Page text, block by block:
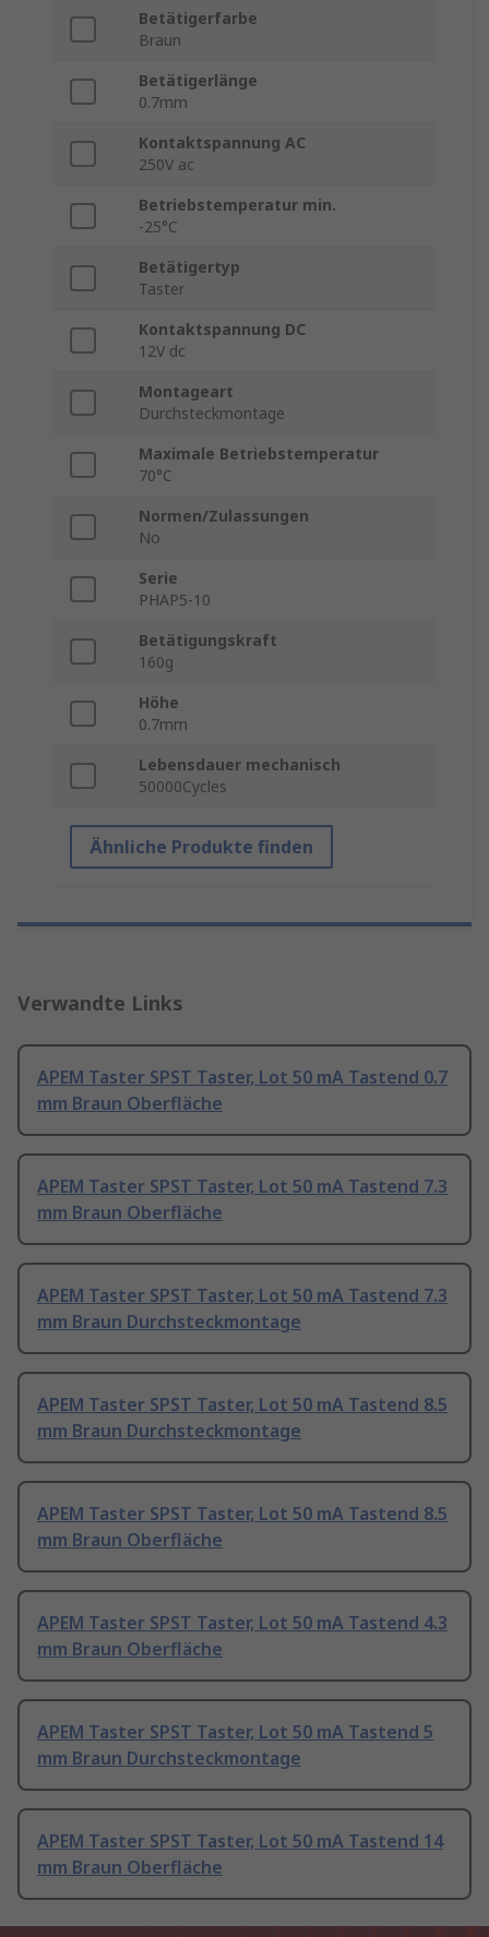
Betätigerfarbe
Braun
Betätigerlänge
0.7mm
Kontaktspannung AC
250V ac
Betriebstemperatur min.
-25°C
Betätigertyp
Taster
Kontaktspannung DC
12V dc
Montageart
Durchsteckmontage
Maximale Betriebstemperatur
70°C
Normen/Zulassungen
No
Serie
PHAP5-10
Betätigungskraft
160g
Höhe
0.7mm
Lebensdauer mechanisch
50000Cycles
Ähnliche Produkte finden
Verwandte Links
APEM Taster SPST Taster, Lot 50 mA Tastend 0.7
mm Braun Oberfläche
APEM Taster SPST Taster, Lot 50 mA Tastend 7.3
mm Braun Oberfläche
APEM Taster SPST Taster, Lot 50 mA Tastend 7.3
mm Braun Durchsteckmontage
APEM Taster SPST Taster, Lot 50 mA Tastend 8.5
mm Braun Durchsteckmontage
APEM Taster SPST Taster, Lot 50 mA Tastend 8.5
mm Braun Oberfläche
APEM Taster SPST Taster, Lot 50 mA Tastend 4.3
mm Braun Oberfläche
APEM Taster SPST Taster, Lot 50 mA Tastend 5
mm Braun Durchsteckmontage
APEM Taster SPST Taster, Lot 50 mA Tastend 14
mm Braun Oberfläche